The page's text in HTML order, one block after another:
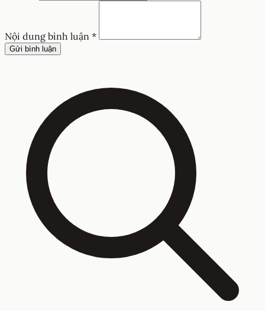
Nội dung bình luận *
Gửi bình luận